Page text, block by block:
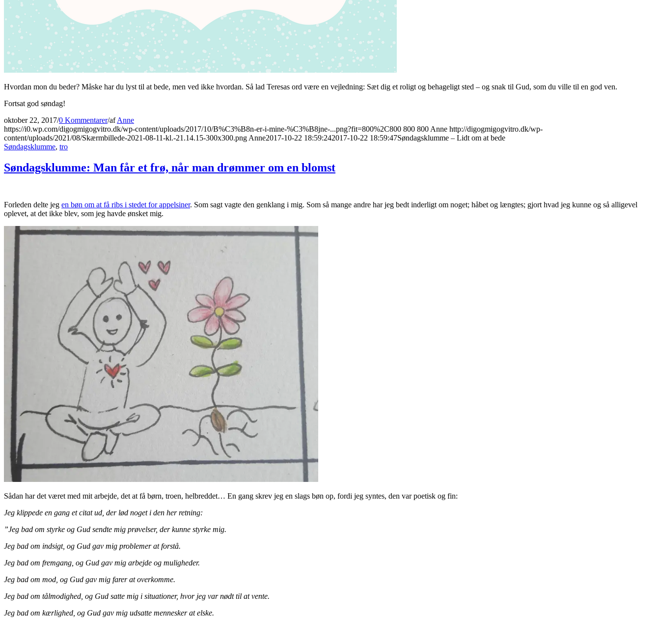
Hvordan mon du beder? Måske har du lyst til at bede, men ved ikke hvordan. Så lad Teresas ord være en vejledning: Sæt dig et roligt og behageligt sted – og snak til Gud, som du ville til en god ven.
Fortsat god søndag!
oktober 22, 2017/0 Kommentarer/afAnne
https://i0.wp.com/digogmigogvitro.dk/wp-content/uploads/2017/10/B%C3%B8n-er-i-mine-%C3%B8jne-...png?fit=800%2C800 800 800 Anne http://digogmigogvitro.dk/wp-
content/uploads/2021/08/Skærmbillede-2021-08-11-kl.-21.14.15-300x300.png Anne2017-10-22 18:59:242017-10-22 18:59:47Søndagsklumme – Lidt om at bede
Søndagsklumme, tro
Søndagsklumme: Man får et frø, når man drømmer om en blomst
Forleden delte jeg en bøn om at få ribs i stedet for appelsiner. Som sagt vagte den genklang i mig. Som så mange andre har jeg bedt inderligt om noget; håbet og længtes; gjort hvad jeg kunne og så alligevel
oplevet, at det ikke blev, som jeg havde ønsket mig.
Sådan har det været med mit arbejde, det at få børn, troen, helbreddet… En gang skrev jeg en slags bøn op, fordi jeg syntes, den var poetisk og fin:
Jeg klippede en gang et citat ud, der lød noget i den her retning:
”Jeg bad om styrke og Gud sendte mig prøvelser, der kunne styrke mig.
Jeg bad om indsigt, og Gud gav mig problemer at forstå.
Jeg bad om fremgang, og Gud gav mig arbejde og muligheder.
Jeg bad om mod, og Gud gav mig farer at overkomme.
Jeg bad om tålmodighed, og Gud satte mig i situationer, hvor jeg var nødt til at vente.
Jeg bad om kærlighed, og Gud gav mig udsatte mennesker at elske.